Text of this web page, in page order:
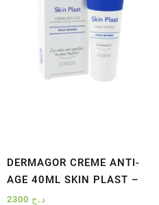
DERMAGOR CREME ANTI-
AGE 40ML SKIN PLAST –
د.ج